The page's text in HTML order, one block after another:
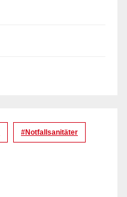
#Notfallsanitäter